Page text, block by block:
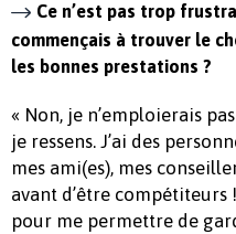
Ce n’est pas trop
commençais à trouver le
les bonnes prestations ?
« Non, je n’emploierais
je ressens. J’ai des
mes ami(es), mes
avant d’être
pour me permettre de